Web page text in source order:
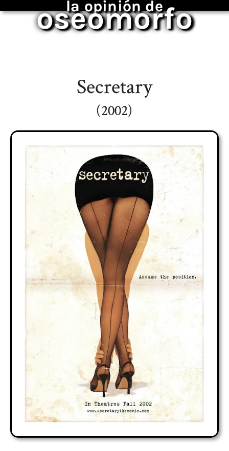
la opinión de
oseomorfo
Secretary
(2002)